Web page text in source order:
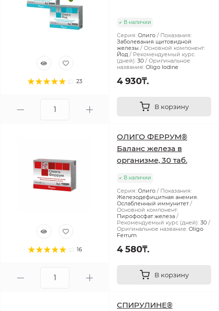
23
В наличии
Серия: Олиго
Показания:
Заболевания щитовидной
железы
Основной компонент:
Йод
Рекомендуемый курс
(дней): 30
Оригинальное
название: Oligo Iodine
4 930₸.
В корзину
16
ОЛИГО ФЕРРУМ®
Баланс железа в
организме, 30 таб.
В наличии
Серия: Олиго
Показания:
Железодефицитная анемия.
Ослабленный иммунитет
Основной компонент:
Пирофосфат железа
Рекомендуемый курс (дней): 30
Оригинальное название: Oligo
Ferrum
4 580₸.
В корзину
СПИРУЛИНЕ®